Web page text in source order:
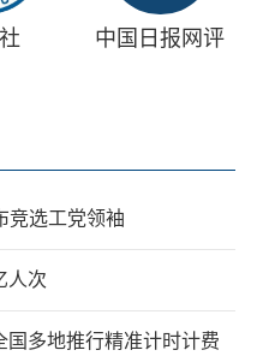
中国日报网评
竞选工党领袖
人次
国多地推行精准计时计费